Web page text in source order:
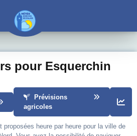
pour Esquerchin
Prévisions
agricoles
heure par heure pour la ville de